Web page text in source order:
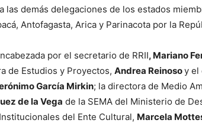
las demás delegaciones de los estados
Antofagasta, Arica y Parinacota por la
por el secretario de RRII, Mariano
de Estudios y Proyectos, Andrea Reinosoy el
García Mirkin; la directora de Medio
de la Vega de la SEMA del Ministerio de
del Ente Cultural, Marcela